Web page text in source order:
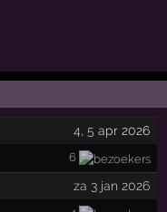
4, 5 apr 2026
6
za 3 jan 2026